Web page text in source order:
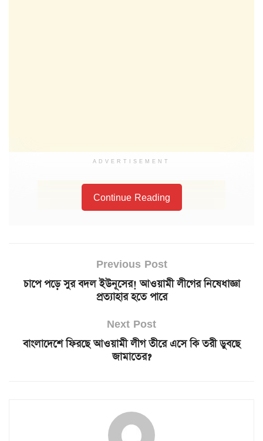
ADVERTISEMENT
Continue Reading
Previous Post
চাপে পড়ে সুর বদল ইউনূসের! আওয়ামী লীগের নিষেধাজ্ঞা
প্রত্যাহার হতে পারে
Next Post
বাংলাদেশে ফিরছে আওয়ামী লীগ তীরে এসে কি তরী ডুবছে
জামাতের?